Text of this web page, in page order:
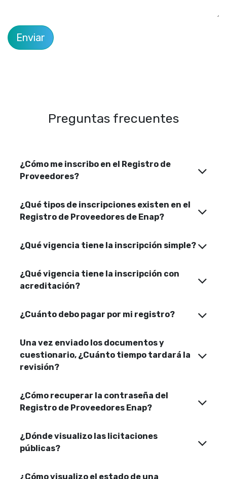
Enviar
Preguntas frecuentes
¿Cómo me inscribo en el Registro de
Proveedores?
¿Qué tipos de inscripciones existen en el
Registro de Proveedores de Enap?
¿Qué vigencia tiene la inscripción simple?
¿Qué vigencia tiene la inscripción con
acreditación?
¿Cuánto debo pagar por mi registro?
Una vez enviado los documentos y
cuestionario, ¿Cuánto tiempo tardará la
revisión?
¿Cómo recuperar la contraseña del
Registro de Proveedores Enap?
¿Dónde visualizo las licitaciones
públicas?
¿Cómo visualizo el estado de una